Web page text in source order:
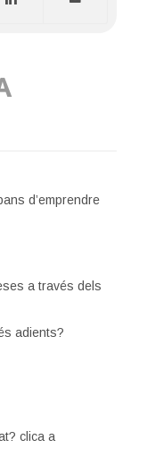
d’emprendre
a través dels
adients?
clica a